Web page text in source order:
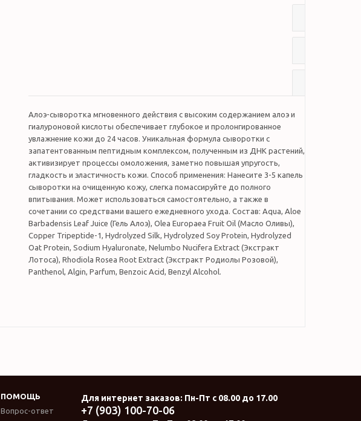
Алоэ-сыворотка мгновенного действия с высоким содержанием алоэ и
гиалуроновой кислоты обеспечивает глубокое и пролонгированное
увлажнение кожи до 24 часов. Уникальная формула сыворотки с
запатентованным пептидным комплексом, полученным из ДНК растений,
активизирует процессы омоложения, заметно повышая упругость,
гладкость и эластичность кожи. Способ применения: Нанесите 3-5 капель
сыворотки на очищенную кожу, слегка помассируйте до полного
впитывания. Может использоваться самостоятельно, а также в
сочетании со средствами вашего ежедневного ухода. Состав: Aqua, Aloe
Barbadensis Leaf Juice (Гель Алоэ), Olea Europaea Fruit Oil (Масло Оливы),
Copper Tripeptide-1, Hydrolyzed Silk, Hydrolyzed Soy Protein, Hydrolyzed
Oat Protein, Sodium Hyaluronate, Nelumbo Nucifera Extract (Экстракт
Лотоса), Rhodiola Rosea Root Extract (Экстракт Родиолы Розовой),
Panthenol, Algin, Parfum, Benzoic Acid, Benzyl Alcohol.
ПОМОЩЬ
Вопрос-ответ
Для интернет заказов: Пн-Пт с 08.00 до 17.00
+7 (903) 100-70-06